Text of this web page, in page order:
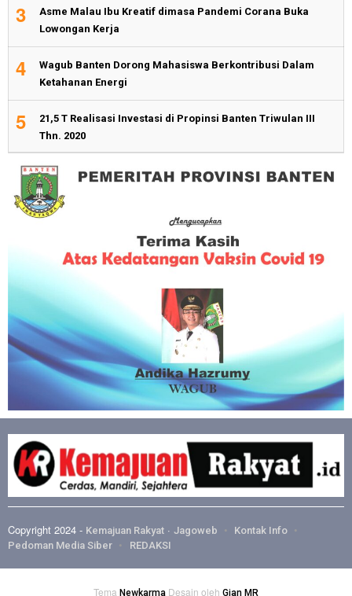
3
Asme Malau Ibu Kreatif dimasa Pandemi Corana Buka
Lowongan Kerja
4
Wagub Banten Dorong Mahasiswa Berkontribusi Dalam
Ketahanan Energi
5
21,5 T Realisasi Investasi di Propinsi Banten Triwulan III
Thn. 2020
Copyright 2024 - Kemajuan Rakyat · Jagoweb
Kontak Info
Pedoman Media Siber
REDAKSI
Tema Newkarma Desain oleh Gian MR